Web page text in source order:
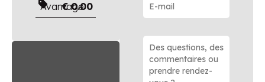
Avantage
€0.00